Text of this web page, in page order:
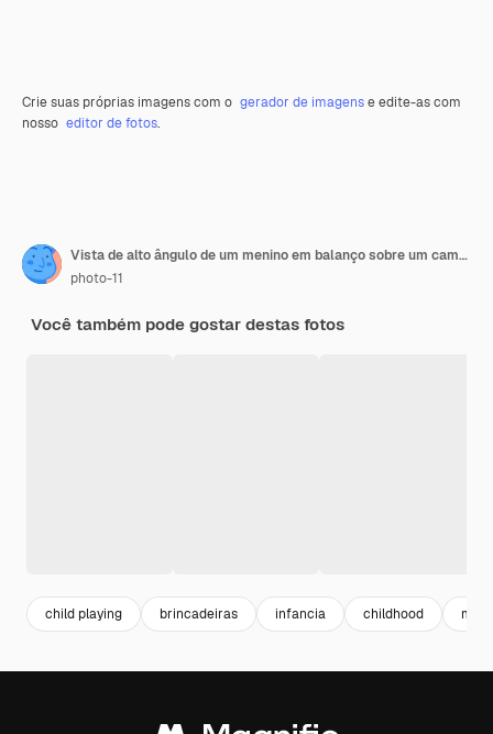
Crie suas próprias imagens com o gerador de imagense edite-as com
nosso editor de fotos.
Vista de alto ângulo de um menino em balanço sobre um campo gramado
photo-11
Você também pode gostar destas fotos
child playing brincadeiras infancia childhood